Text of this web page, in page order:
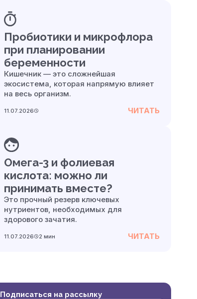
Пробиотики и микрофлора
при планировании
беременности
Кишечник — это сложнейшая
экосистема, которая напрямую влияет
на весь организм.
11.07.2026 ЧИТАТЬ
Омега-3 и фолиевая
кислота: можно ли
принимать вместе?
Это прочный резерв ключевых
нутриентов, необходимых для
здорового зачатия.
11.07.2026 2 мин ЧИТАТЬ
Подписаться на рассылку